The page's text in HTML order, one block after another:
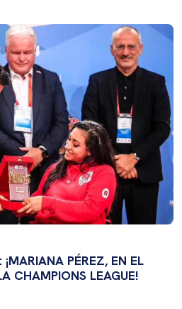
PÉREZ, EN EL
CHAMPIONS LEAGUE!